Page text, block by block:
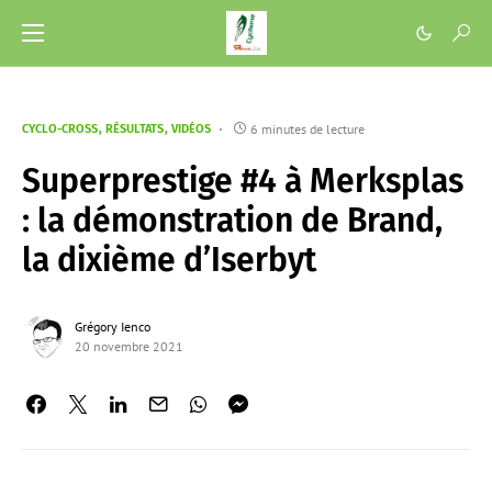
CYCLO-CROSS RÉSULTATS VIDÉOS 6 minutes de lecture
Superprestige #4 à Merksplas
: la démonstration de Brand,
la dixième d’Iserbyt
Grégory Ienco
20 novembre 2021